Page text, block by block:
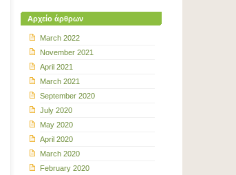
Αρχείο άρθρων
March 2022
November 2021
April 2021
March 2021
September 2020
July 2020
May 2020
April 2020
March 2020
February 2020